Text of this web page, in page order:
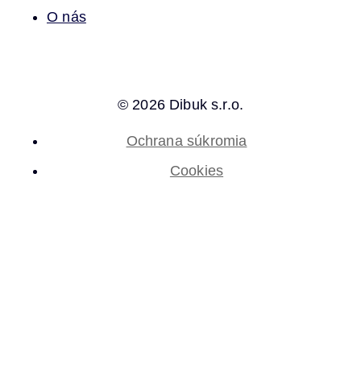
O nás
© 2026 Dibuk s.r.o.
Ochrana súkromia
Cookies